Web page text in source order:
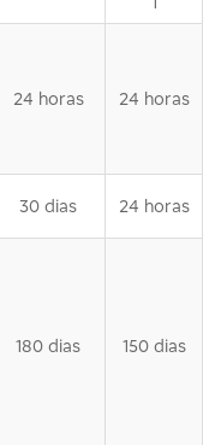
24 horas 24 horas
30 dias 24 horas
180 dias 150 dias